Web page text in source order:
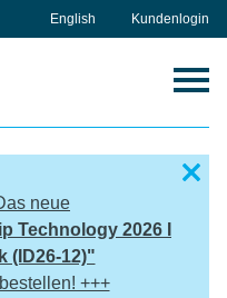
English Kundenlogin
neue
Technology 2026 I
(ID26-12)"
+++